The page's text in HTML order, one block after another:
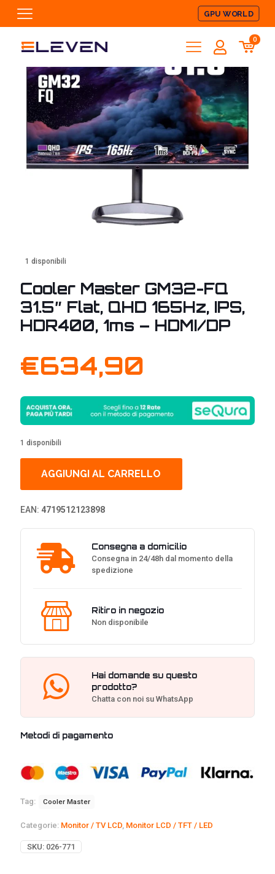
GPU WORLD
0
1 disponibili
Cooler Master GM32-FQ
31.5″ Flat, QHD 165Hz, IPS,
HDR400, 1ms – HDMI/DP
€634,90
1 disponibili
AGGIUNGI AL CARRELLO
EAN: 4719512123898
Consegna a domicilio
Consegna in 24/48h dal momento della
spedizione
Ritiro in negozio
Non disponibile
Hai domande su questo
prodotto?
Chatta con noi su WhatsApp
Metodi di pagamento
Tag: Cooler Master
Categorie: Monitor / TV LCD, Monitor LCD / TFT / LED
SKU: 026-771